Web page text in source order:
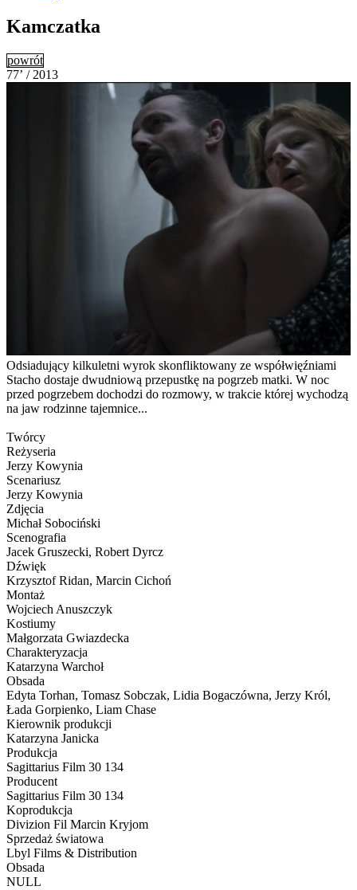
Kamczatka
powrót
77’ / 2013
Odsiadujący kilkuletni wyrok skonfliktowany ze współwięźniami
Stacho dostaje dwudniową przepustkę na pogrzeb matki. W noc
przed pogrzebem dochodzi do rozmowy, w trakcie której wychodzą
na jaw rodzinne tajemnice...
Twórcy
Reżyseria
Jerzy Kowynia
Scenariusz
Jerzy Kowynia
Zdjęcia
Michał Sobociński
Scenografia
Jacek Gruszecki, Robert Dyrcz
Dźwięk
Krzysztof Ridan, Marcin Cichoń
Montaż
Wojciech Anuszczyk
Kostiumy
Małgorzata Gwiazdecka
Charakteryzacja
Katarzyna Warchoł
Obsada
Edyta Torhan, Tomasz Sobczak, Lidia Bogaczówna, Jerzy Król,
Łada Gorpienko, Liam Chase
Kierownik produkcji
Katarzyna Janicka
Produkcja
Sagittarius Film 30 134
Producent
Sagittarius Film 30 134
Koprodukcja
Divizion Fil Marcin Kryjom
Sprzedaż światowa
Lbyl Films & Distribution
Obsada
NULL